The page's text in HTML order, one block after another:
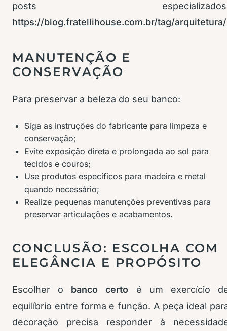
posts
https://blog.fratellihouse.com.br/tag/arquitetura/
MANUTENÇÃO E
CONSERVAÇÃO
Para preservar a beleza do seu banco:
Siga as instruções do fabricante para limpeza e
conservação;
Evite exposição direta e prolongada ao sol para
tecidos e couros;
Use produtos específicos para madeira e metal
quando necessário;
Realize pequenas manutenções preventivas para
preservar articulações e acabamentos.
CONCLUSÃO: ESCOLHA COM
ELEGÂNCIA E PROPÓSITO
Escolher o banco certo é um exercício
equilíbrio entre forma e função. A peça ideal
decoração precisa responder à